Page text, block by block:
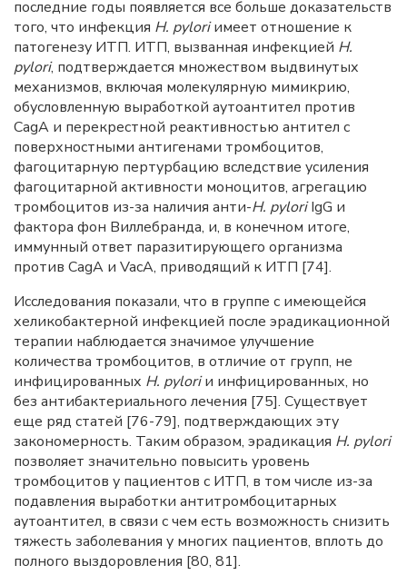
последние годы появляется все больше доказательств
того, что инфекция H. pyloriимеет отношение к
патогенезу ИТП. ИТП, вызванная инфекцией H.
pylori, подтверждается множеством выдвинутых
механизмов, включая молекулярную мимикрию,
обусловленную выработкой аутоантител против
CagA и перекрестной реактивностью антител с
поверхностными антигенами тромбоцитов,
фагоцитарную пертурбацию вследствие усиления
фагоцитарной активности моноцитов, агрегацию
тромбоцитов из-за наличия анти-H. pyloriIgG и
фактора фон Виллебранда, и, в конечном итоге,
иммунный ответ паразитирующего организма
против CagA и VacA, приводящий к ИТП [74].
Исследования показали, что в группе с имеющейся
хеликобактерной инфекцией после эрадикационной
терапии наблюдается значимое улучшение
количества тромбоцитов, в отличие от групп, не
инфицированных H. pyloriи инфицированных, но
без антибактериального лечения [75]. Существует
еще ряд статей [76-79], подтверждающих эту
закономерность. Таким образом, эрадикация H. pylori
позволяет значительно повысить уровень
тромбоцитов у пациентов с ИТП, в том числе из-за
подавления выработки антитромбоцитарных
аутоантител, в связи с чем есть возможность снизить
тяжесть заболевания у многих пациентов, вплоть до
полного выздоровления [80, 81].